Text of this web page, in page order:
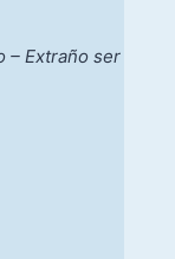
– Extraño ser